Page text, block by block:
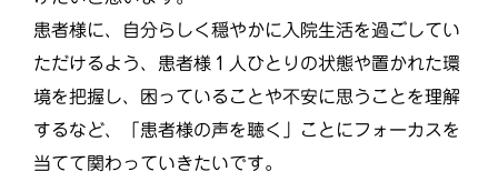
患者様に、自分らしく穏やかに入院生活を過ごしてい
ただけるよう、患者様１人ひとりの状態や置かれた環
境を把握し、困っていることや不安に思うことを理解
するなど、「患者様の声を聴く」ことにフォーカスを
当てて関わっていきたいです。